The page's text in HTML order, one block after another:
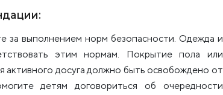
за выполнением норм безопасности. Одежда и
этим нормам. Покрытие пола или
активного досуга должно быть освобождено от
детям договориться об очередности